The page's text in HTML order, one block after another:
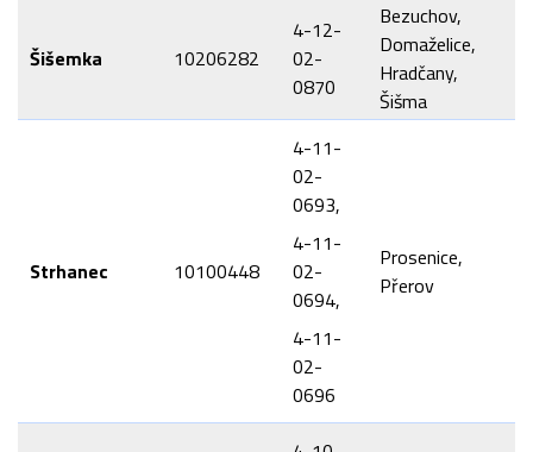
Šišemka 10206282
4-12-
02-
0870
Bezuchov,
Domaželice,
Hradčany,
Šišma
Strhanec 10100448
4-11-
02-
0693,
4-11-
02-
0694,
4-11-
02-
0696
Prosenice,
Přerov